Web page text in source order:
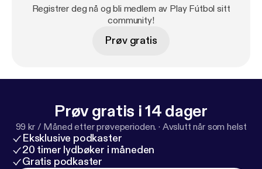
Registrer deg nå og bli medlem av Play Fútbol sitt
community!
Prøv gratis
Prøv gratis i 14 dager
99 kr / Måned etter prøveperioden. · Avslutt når som helst
Eksklusive podkaster
20 timer lydbøker i måneden
Gratis podkaster